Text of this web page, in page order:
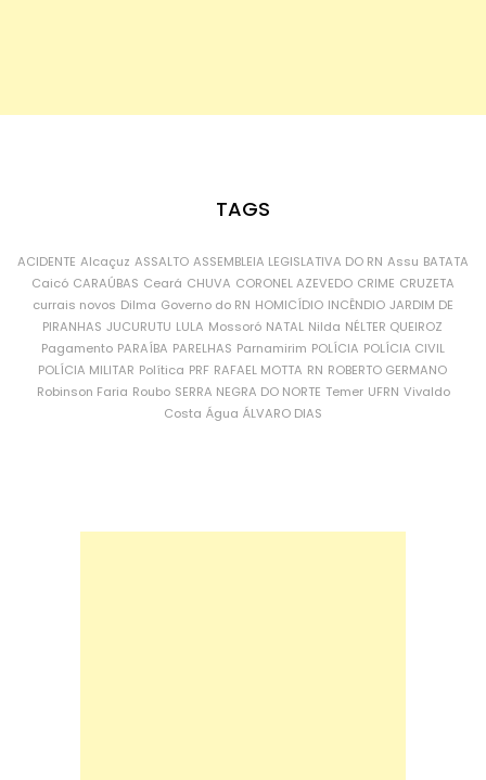
TAGS
ACIDENTE Alcaçuz ASSALTO ASSEMBLEIA LEGISLATIVA DO RN Assu BATATA
Caicó CARAÚBAS Ceará CHUVA CORONEL AZEVEDO CRIME CRUZETA
currais novos Dilma Governo do RN HOMICÍDIO INCÊNDIO JARDIM DE
PIRANHAS JUCURUTU LULA Mossoró NATAL Nilda NÉLTER QUEIROZ
Pagamento PARAÍBA PARELHAS Parnamirim POLÍCIA POLÍCIA CIVIL
POLÍCIA MILITAR Política PRF RAFAEL MOTTA RN ROBERTO GERMANO
Robinson Faria Roubo SERRA NEGRA DO NORTE Temer UFRN Vivaldo
Costa Água ÁLVARO DIAS